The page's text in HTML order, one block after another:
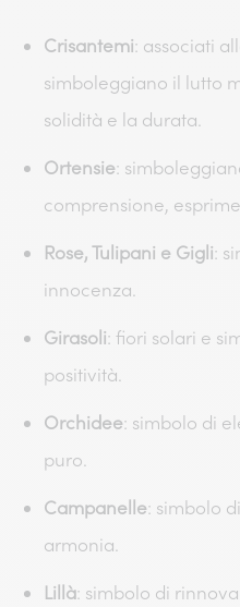
Crisantemi: associati
simboleggiano il lutto
solidità e la durata.
Ortensie:
comprensione,
Rose, Tulipani e Gigli:
innocenza.
Girasoli: fiori solari e
positività.
Orchidee: simbolo di
puro.
Campanelle: simbolo
armonia.
Lillà: simbolo di